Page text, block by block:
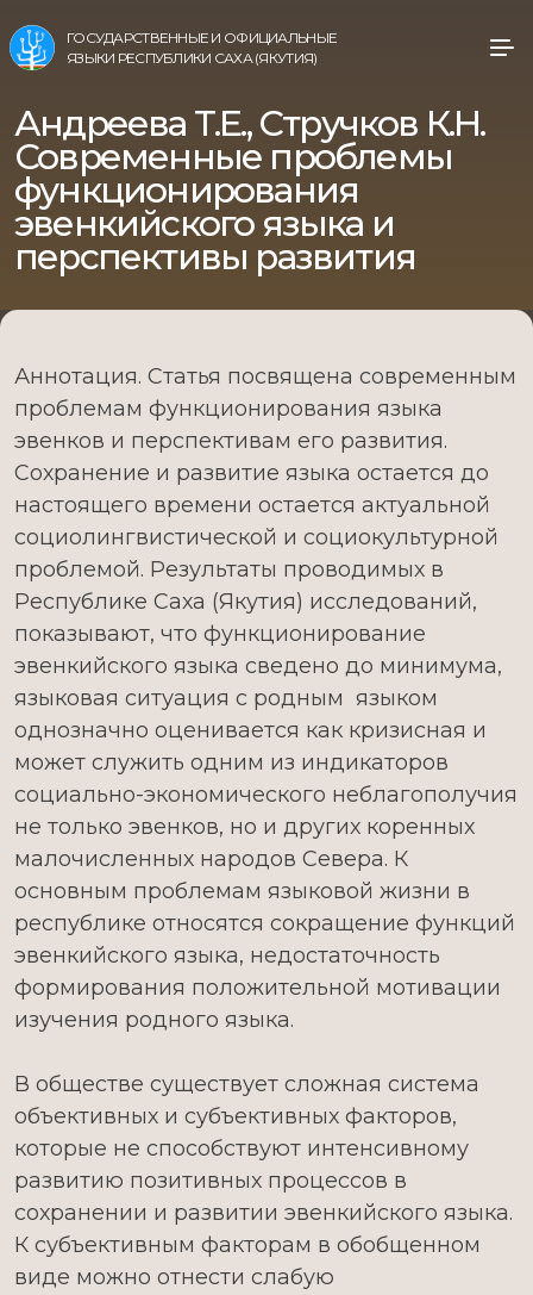
ГОСУДАРСТВЕННЫЕ И ОФИЦИАЛЬНЫЕ
ЯЗЫКИ РЕСПУБЛИКИ САХА (ЯКУТИЯ)
Андреева Т.Е., Стручков К.Н.
Современные проблемы
функционирования
эвенкийского языка и
перспективы развития
Аннотация. Статья посвящена современным
проблемам функционирования языка
эвенков и перспективам его развития.
Сохранение и развитие языка остается до
настоящего времени остается актуальной
социолингвистической и социокультурной
проблемой. Результаты проводимых в
Республике Саха (Якутия) исследований,
показывают, что функционирование
эвенкийского языка сведено до минимума,
языковая ситуация с родным языком
однозначно оценивается как кризисная и
может служить одним из индикаторов
социально-экономического неблагополучия
не только эвенков, но и других коренных
малочисленных народов Севера. К
основным проблемам языковой жизни в
республике относятся сокращение функций
эвенкийского языка, недостаточность
формирования положительной мотивации
изучения родного языка.
В обществе существует сложная система
объективных и субъективных факторов,
которые не способствуют интенсивному
развитию позитивных процессов в
сохранении и развитии эвенкийского языка.
К субъективным факторам в обобщенном
виде можно отнести слабую